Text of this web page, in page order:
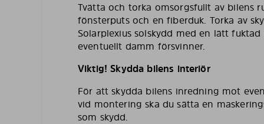
Tvätta och torka omsorgsfullt av bilens
fönsterputs och en fiberduk. Torka av
Solarplexius solskydd med en lätt
eventuellt damm försvinner.
Viktig! Skydda bilens interiör
För att skydda bilens inredning mot
vid montering ska du sätta en
som skydd.